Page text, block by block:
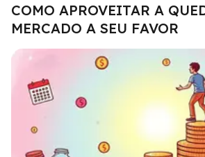
COMO APROVEITAR A
MERCADO A SEU FAVOR